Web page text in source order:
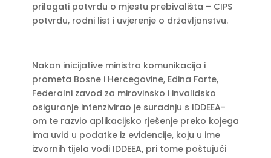
prilagati potvrdu o mjestu prebivališta – CIPS
potvrdu, rodni list i uvjerenje o državljanstvu.
Nakon inicijative ministra komunikacija i
prometa Bosne i Hercegovine, Edina Forte,
Federalni zavod za mirovinsko i invalidsko
osiguranje intenzivirao je suradnju s IDDEEA-
om te razvio aplikacijsko rješenje preko kojega
ima uvid u podatke iz evidencije, koju u ime
izvornih tijela vodi IDDEEA, pri tome poštujući